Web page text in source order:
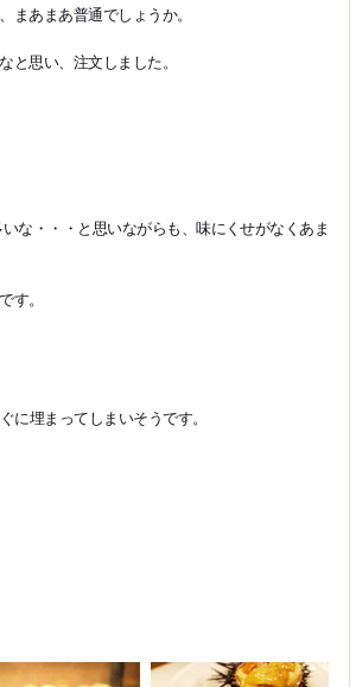
まあまあ普通でしょうか。
と思い、注文しました。
な・・・と思いながらも、味にくせがなくあま
す。
に埋まってしまいそうです。